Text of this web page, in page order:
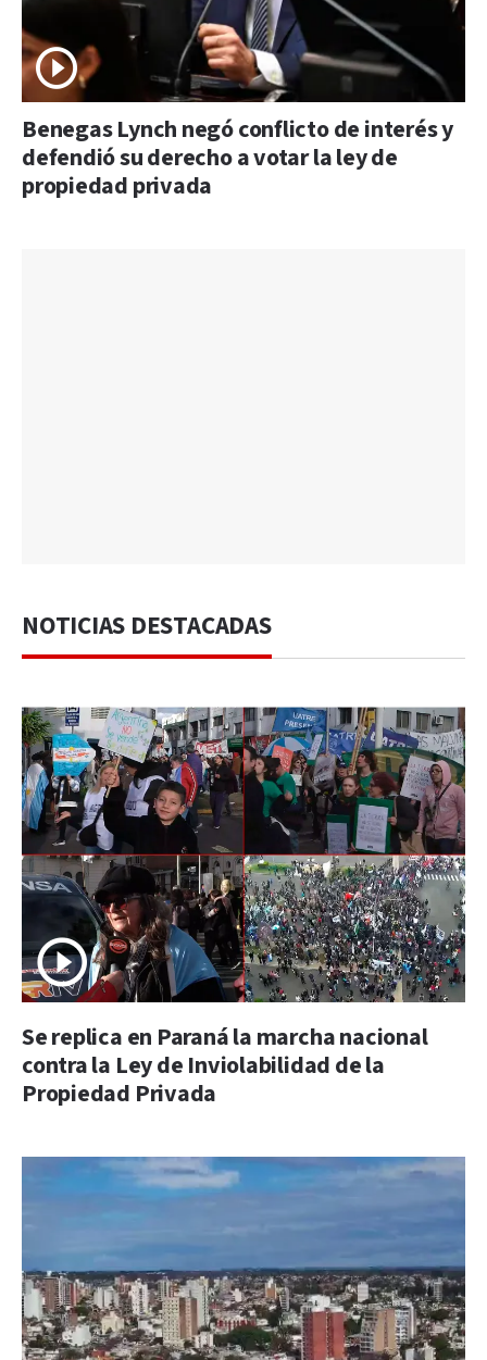
Benegas Lynch negó conflicto de interés y
defendió su derecho a votar la ley de
propiedad privada
NOTICIAS DESTACADAS
Se replica en Paraná la marcha nacional
contra la Ley de Inviolabilidad de la
Propiedad Privada